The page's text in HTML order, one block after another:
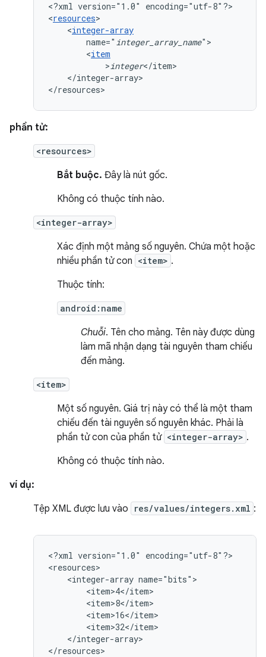
<?xml version="1.0"
encoding="utf-8"?>
<resources
<integer-array
name=" integer_array_name
<item
>integer
</integer-array>
</resources>
phần tử:
<resources>
Bắt buộc. Đây là nút gốc.
Không có thuộc tính nào.
<integer-array>
Xác định một mảng số nguyên. Chứa một hoặc
nhiều phần tử con <item> .
Thuộc tính:
android:name
Chuỗi. Tên cho mảng. Tên này được dùng
làm mã nhận dạng tài nguyên tham chiếu
đến mảng.
<item>
Một số nguyên. Giá trị này có thể là một tham
chiếu đến tài nguyên số nguyên khác. Phải là
phần tử con của phần tử <integer-array> .
Không có thuộc tính nào.
ví dụ:
Tệp XML được lưu vào
res/values/integers.xml :
<?xml version="1.0"
encoding="utf-8"?>
<integer-array
</integer-array>
</resources>